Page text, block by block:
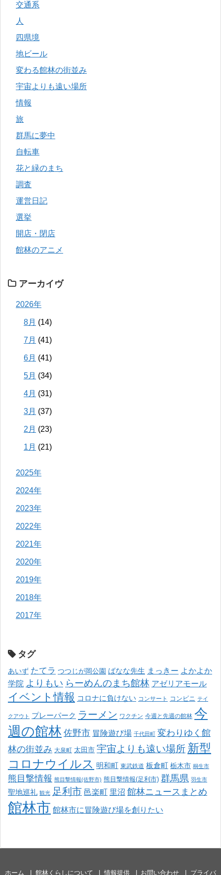
交通系
人
四県境
地ビール
変わる館林の街並み
宇宙よりも遠い場所
情報
旅
群馬に夢中
自転車
花と緑のまち
調査
運営日記
選挙
開店・閉店
館林のアニメ
アーカイヴ
2026年
8月 (14)
7月 (41)
6月 (41)
5月 (34)
4月 (31)
3月 (37)
2月 (23)
1月 (21)
2025年
2024年
2023年
2022年
2021年
2020年
2019年
2018年
2017年
タグ
あいず たてラ つつじが岡公園 ばなな先生 まっきー よかよか
学院 よりもい らーめんのまち館林 アゼリアモール
イベント情報 コロナに負けない コンサート コンビニ テイ
クアウト プレーパーク ラーメン ワクチン 今週と先週の館林 今
週の館林 佐野市 冒険遊び場 千代田町
変わりゆく館
林の街並み 大泉町 太田市 宇宙よりも遠い場所 新型
コロナウイルス 明和町 東武鉄道 板倉町 栃木市 桐生市
熊目撃情報 熊目撃情報(佐野市) 熊目撃情報(足利市) 群馬県 羽生市
聖地巡礼 観光 足利市 邑楽町 里沼 館林ニュースまとめ
館林市 館林市に冒険遊び場を創りたい
ホーム 館林くらしについて 情報提供 お問い合わせ プライバ